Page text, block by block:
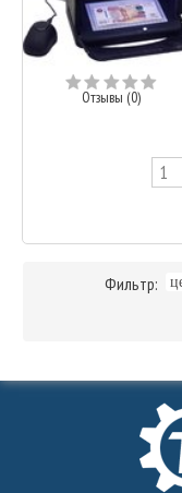
Отзывы (0)
Фильтр: